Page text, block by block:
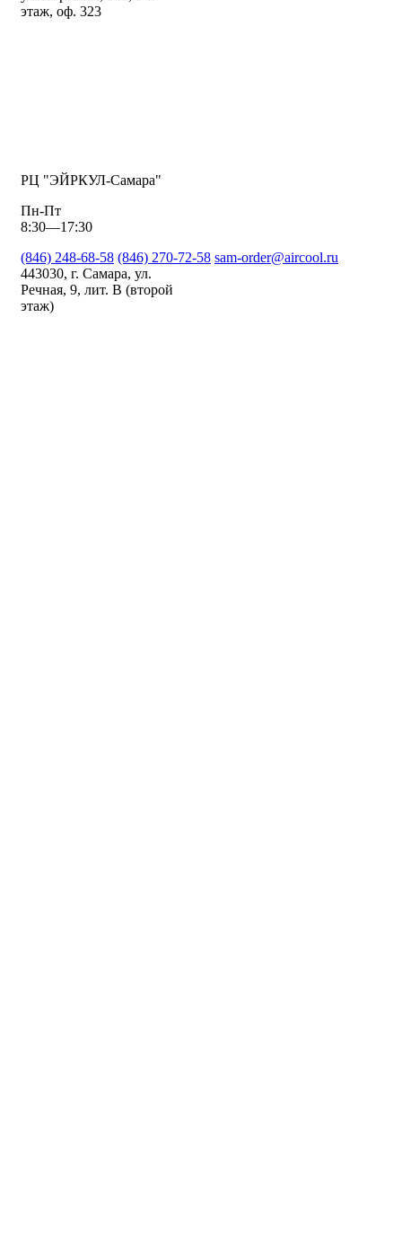
этаж, оф. 323
РЦ "ЭЙРКУЛ-Самара"
Пн-Пт
8:30—17:30
(846) 248-68-58 (846) 270-72-58 sam-order@aircool.ru
443030, г. Самара, ул.
Речная, 9, лит. В (второй
этаж)